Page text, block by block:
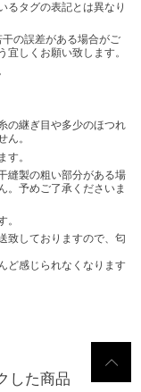
るタグの表記とは異なり
の誤差がある場合がご
しくお願い致します。
の継ぎ目や多少のほつれ
ん。
す。
縫製の粗い部分がある場
。予めご了承くださいま
。
致しておりますので、匂
ど感じられなくなります
した商品